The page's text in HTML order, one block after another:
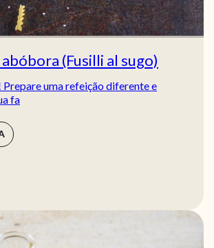
(Fusilli al sugo)
Prepare uma refeição diferente e
fa